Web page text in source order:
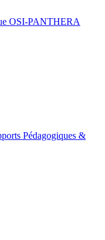
OSI-PANTHERA
Pédagogiques &